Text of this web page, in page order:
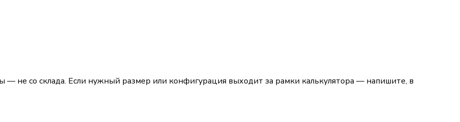
не со склада. Если нужный размер или конфигурация выходит за рамки калькулятора — напишите, в